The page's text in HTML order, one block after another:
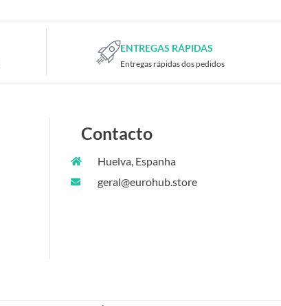
ENTREGAS RÁPIDAS
Entregas rápidas dos pedidos
Contacto
Huelva, Espanha
geral@eurohub.store